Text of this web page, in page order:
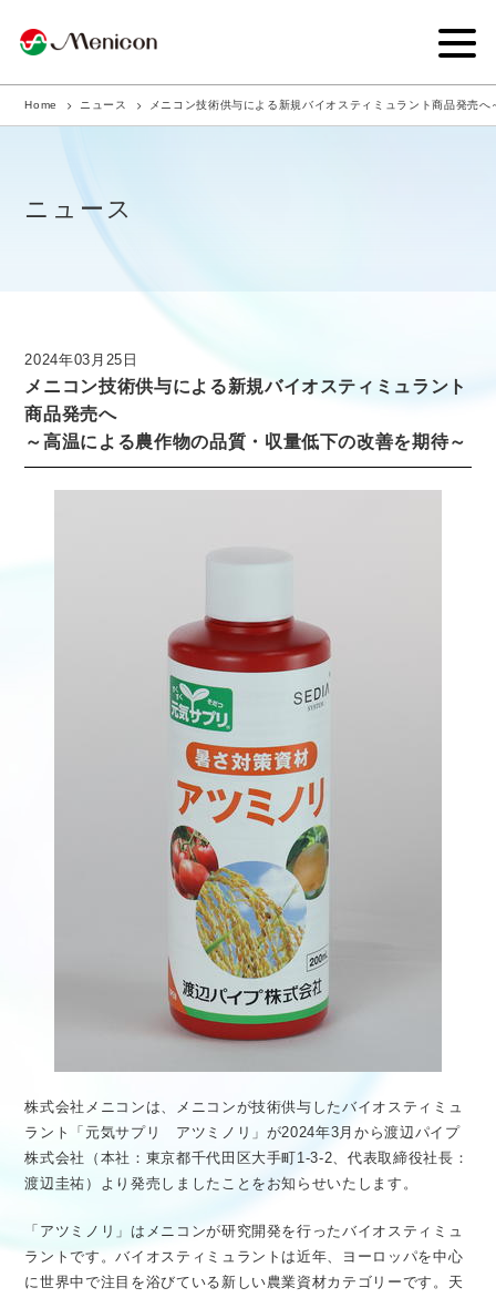
企業情報
商品サイト
ニュース
採用情報
Home ニュース メニコン技術供与による新規バイオスティミュラント商品発売
ニュース
2024年03月25日
メニコン技術供与による新規バイオスティミュラント
商品発売へ
～高温による農作物の品質・収量低下の改善を期待～
株式会社メニコンは、メニコンが技術供与したバイオスティミュ
ラント「元気サプリ アツミノリ」が2024年3月から渡辺パイプ
株式会社（本社：東京都千代田区大手町1-3-2、代表取締役社長：
渡辺圭祐）より発売しましたことをお知らせいたします。
「アツミノリ」はメニコンが研究開発を行ったバイオスティミュ
ラントです。バイオスティミュラントは近年、ヨーロッパを中心
に世界中で注目を浴びている新しい農業資材カテゴリーです。天